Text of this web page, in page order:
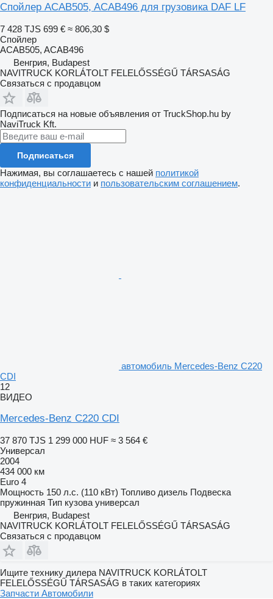
Спойлер ACAB505, ACAB496 для грузовика DAF LF
7 428 TJS 699 € ≈ 806,30 $
Спойлер
ACAB505, ACAB496
Венгрия, Budapest
NAVITRUCK KORLÁTOLT FELELŐSSÉGŰ TÁRSASÁG
Связаться с продавцом
Подписаться на новые объявления от TruckShop.hu by
NaviTruck Kft.
Подписаться
Нажимая, вы соглашаетесь с нашей политикой
конфиденциальности и пользовательским соглашением.
автомобиль Mercedes-Benz C220
CDI
12
ВИДЕО
Mercedes-Benz C220 CDI
37 870 TJS 1 299 000 HUF ≈ 3 564 €
Универсал
2004
434 000 км
Euro 4
Мощность 150 л.с. (110 кВт) Топливо дизель Подвеска
пружинная Тип кузова универсал
Венгрия, Budapest
NAVITRUCK KORLÁTOLT FELELŐSSÉGŰ TÁRSASÁG
Связаться с продавцом
Ищите технику дилера NAVITRUCK KORLÁTOLT
FELELŐSSÉGŰ TÁRSASÁG в таких категориях
Запчасти Автомобили